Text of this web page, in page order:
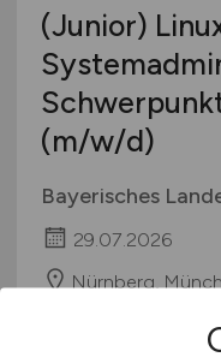
Studentenjobs /
Ausbildung /
Praktikum
Mecklenburg-
Niedersachsen
Nordrhein-
Rheinland-Pfalz
Sachsen
Sachsen-Anhalt
Schleswig-Holstein
(Junior)
(m/w/d)
Bayerisches
29.07.2026
Nürnberg,